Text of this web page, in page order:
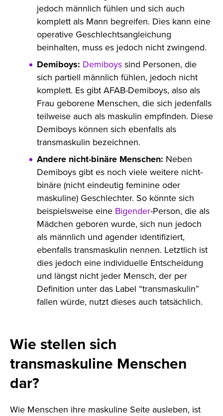
jedoch männlich fühlen und sich auch
komplett als Mann begreifen. Dies kann eine
operative Geschlechtsangleichung
beinhalten, muss es jedoch nicht zwingend.
Demiboys: Demiboys sind Personen, die
sich partiell männlich fühlen, jedoch nicht
komplett. Es gibt AFAB-Demiboys, also als
Frau geborene Menschen, die sich jedenfalls
teilweise auch als maskulin empfinden. Diese
Demiboys können sich ebenfalls als
transmaskulin bezeichnen.
Andere nicht-binäre Menschen: Neben
Demiboys gibt es noch viele weitere nicht-
binäre (nicht eindeutig feminine oder
maskuline) Geschlechter. So könnte sich
beispielsweise eine Bigender-Person, die als
Mädchen geboren wurde, sich nun jedoch
als männlich und agender identifiziert,
ebenfalls transmaskulin nennen. Letztlich ist
dies jedoch eine individuelle Entscheidung
und längst nicht jeder Mensch, der per
Definition unter das Label “transmaskulin”
fallen würde, nutzt dieses auch tatsächlich.
Wie stellen sich
transmaskuline Menschen
dar?
Wie Menschen ihre maskuline Seite ausleben, ist